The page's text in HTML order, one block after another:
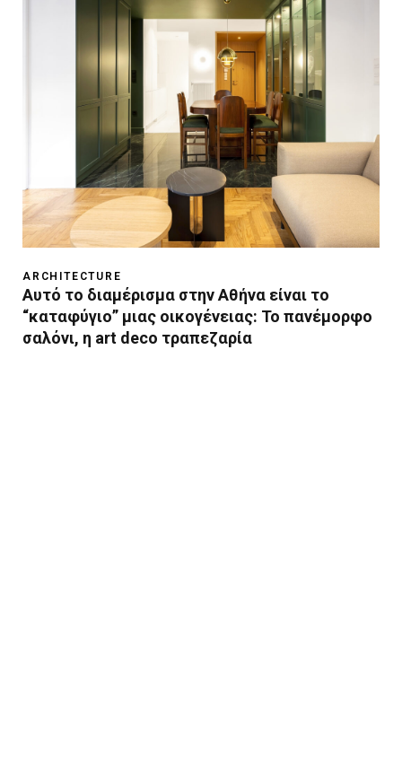
ARCHITECTURE
Αυτό το διαμέρισμα στην Αθήνα είναι το
“καταφύγιο” μιας οικογένειας: To πανέμορφο
σαλόνι, η art deco τραπεζαρία